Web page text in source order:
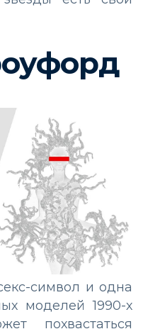
символ и одна
моделей 1990-х
похвастаться